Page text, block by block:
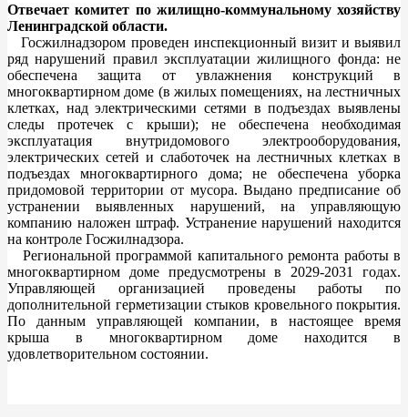
Отвечает комитет по жилищно-коммунальному хозяйству
Ленинградской области.
Госжилнадзором проведен инспекционный визит и выявил
ряд нарушений правил эксплуатации жилищного фонда: не
обеспечена защита от увлажнения конструкций в
многоквартирном доме (в жилых помещениях, на лестничных
клетках, над электрическими сетями в подъездах выявлены
следы протечек с крыши); не обеспечена необходимая
эксплуатация внутридомового электрооборудования,
электрических сетей и слаботочек на лестничных клетках в
подъездах многоквартирного дома; не обеспечена уборка
придомовой территории от мусора. Выдано предписание об
устранении выявленных нарушений, на управляющую
компанию наложен штраф. Устранение нарушений находится
на контроле Госжилнадзора.
Региональной программой капитального ремонта работы в
многоквартирном доме предусмотрены в 2029-2031 годах.
Управляющей организацией проведены работы по
дополнительной герметизации стыков кровельного покрытия.
По данным управляющей компании, в настоящее время
крыша в многоквартирном доме находится в
удовлетворительном состоянии.